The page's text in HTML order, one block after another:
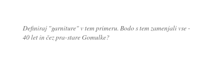
Definiraj "garniture" v tem primeru. Bodo s tem zamenjali vse -
40 let in čez pra-stare Gomulke?